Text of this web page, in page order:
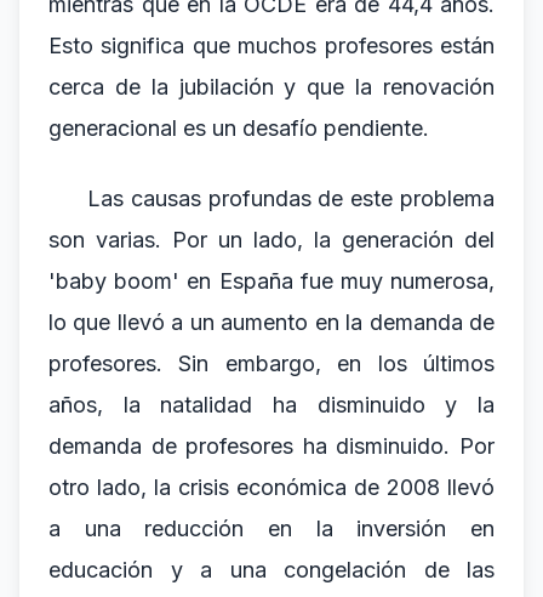
Esto significa que muchos profesores están
cerca de la jubilación y que la renovación
generacional es un desafío pendiente.
Las causas profundas de este problema
son varias. Por un lado, la generación del
'baby boom' en España fue muy numerosa,
lo que llevó a un aumento en la demanda de
profesores. Sin embargo, en los últimos
años, la natalidad ha disminuido y la
demanda de profesores ha disminuido. Por
otro lado, la crisis económica de 2008 llevó
a una reducción en la inversión en
educación y a una congelación de las